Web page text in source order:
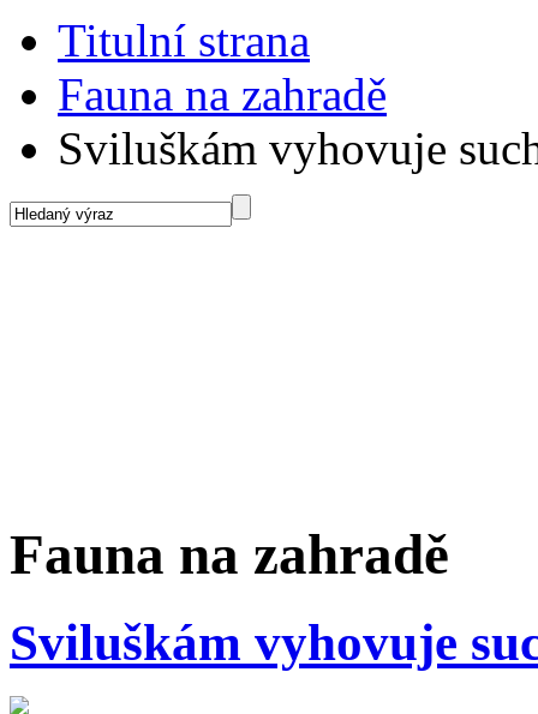
Titulní strana
Fauna na zahradě
Sviluškám vyhovuje
Fauna na zahradě
Sviluškám vyhovuje